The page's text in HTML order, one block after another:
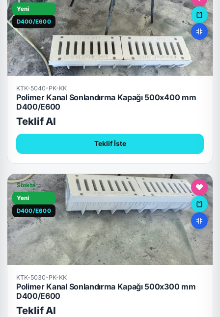
Yeni
D400/E600
KTK-5040-PK-KK
Polimer Kanal Sonlandırma Kapağı 500x400 mm
D400/E600
Teklif Al
Teklif İste
Stokta
Yeni
D400/E600
KTK-5030-PK-KK
Polimer Kanal Sonlandırma Kapağı 500x300 mm
D400/E600
Teklif Al